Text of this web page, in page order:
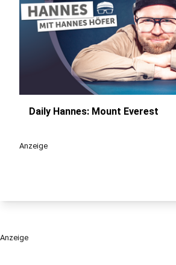
Daily Hannes: Mount Everest
Anzeige
Anzeige